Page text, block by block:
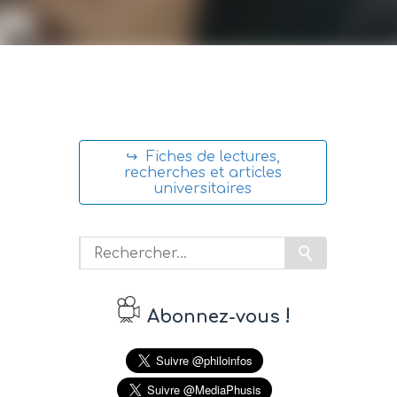
↪ Fiches de lectures,
recherches et articles
universitaires
Abonnez-vous !